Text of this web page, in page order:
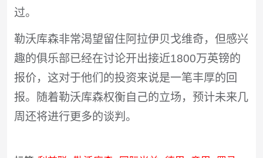
过。
勒沃库森非常渴望留住阿拉伊贝戈维奇，但感兴
趣的俱乐部已经在讨论开出接近1800万英镑的
报价，这对于他们的投资来说是一笔丰厚的回
报。随着勒沃库森权衡自己的立场，预计未来几
周还将进行更多的谈判。